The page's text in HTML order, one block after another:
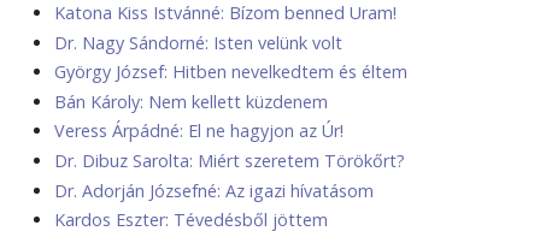
Katona Kiss Istvánné: Bízom benned Uram!
Dr. Nagy Sándorné: Isten velünk volt
György József: Hitben nevelkedtem és éltem
Bán Károly: Nem kellett küzdenem
Veress Árpádné: El ne hagyjon az Úr!
Dr. Dibuz Sarolta: Miért szeretem Törökőrt?
Dr. Adorján Józsefné: Az igazi hívatásom
Kardos Eszter: Tévedésből jöttem